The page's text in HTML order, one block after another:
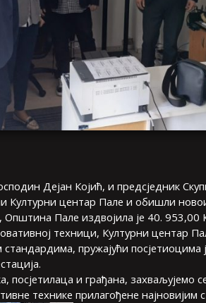
Дејан Којић, и предсједник
Културни центар Пале и обишли
Општина Пале издвојила је 40. 953,00
техници, Културни центар
пружајући
посјетилаца и грађана, захваљујемо
технике прилагођене најновијим